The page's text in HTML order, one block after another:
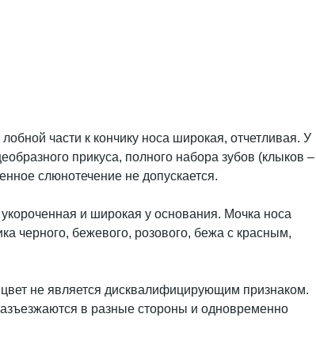
части к кончику носа широкая, отчетливая. У
прикуса, полного набора зубов (клыков –
слюнотечение не допускается.
и широкая у основания. Мочка носа
черного, бежевого, розового, бежа с красным,
не является дисквалифицирующим признаком.
в разные стороны и одновременно